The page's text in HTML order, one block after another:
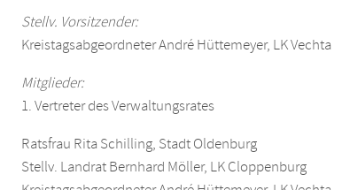
Stellv. Vorsitzender:
Kreistagsabgeordneter André Hüttemeyer, LK Vechta
Mitglieder:
1. Vertreter des Verwaltungsrates
Ratsfrau Rita Schilling, Stadt Oldenburg
Stellv. Landrat Bernhard Möller, LK Cloppenburg